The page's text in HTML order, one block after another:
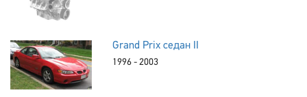
Grand Prix седан II
1996 - 2003